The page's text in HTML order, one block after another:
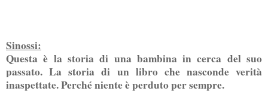
Sinossi:
Questa è la storia di una bambina in cerca del suo
passato. La storia di un libro che nasconde verità
inaspettate. Perché niente è perduto per sempre.